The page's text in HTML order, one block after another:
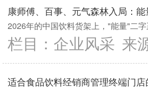
康师傅、百事、元气森林入局：
2026年的中国饮料货架上，"能量"二字
栏目： 企业风采 来
适合食品饮料经销商管理终端门